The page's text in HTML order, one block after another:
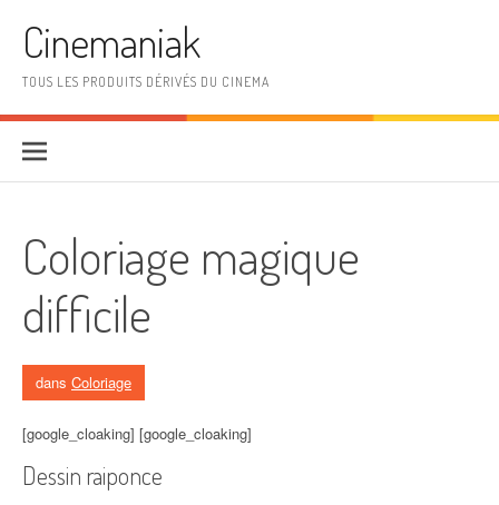
Cinemaniak
TOUS LES PRODUITS DÉRIVÉS DU CINEMA
Coloriage magique
difficile
dans Coloriage
[google_cloaking] [google_cloaking]
Dessin raiponce